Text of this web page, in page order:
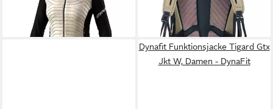
leider ausverkauft
leider ausverkauft
Dynafit Funktionsjacke Tigard Gtx
Jkt W, Damen - DynaFit